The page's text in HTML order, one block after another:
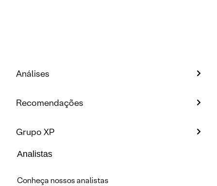
Análises
Recomendações
Grupo XP
Analistas
Conheça nossos analistas